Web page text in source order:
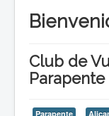
Club de
Parapente
Parapente